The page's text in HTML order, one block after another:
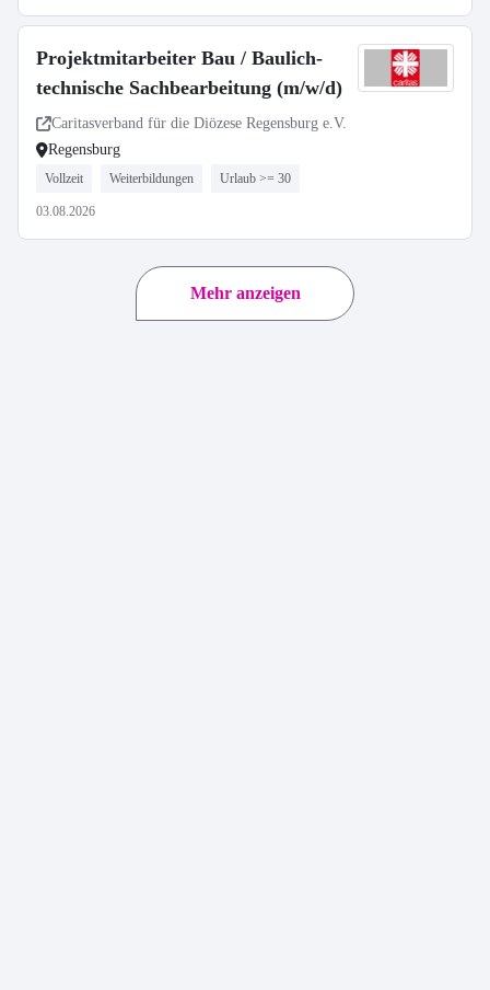
Projektmitarbeiter Bau / Baulich-
technische Sachbearbeitung (m/w/d)
Caritasverband für die Diözese Regensburg e.V.
Regensburg
Vollzeit Weiterbildungen Urlaub >= 30
03.08.2026
Mehr anzeigen